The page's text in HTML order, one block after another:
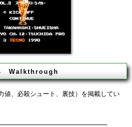
Walkthrough
値、必殺シュート、裏技）を掲載してい